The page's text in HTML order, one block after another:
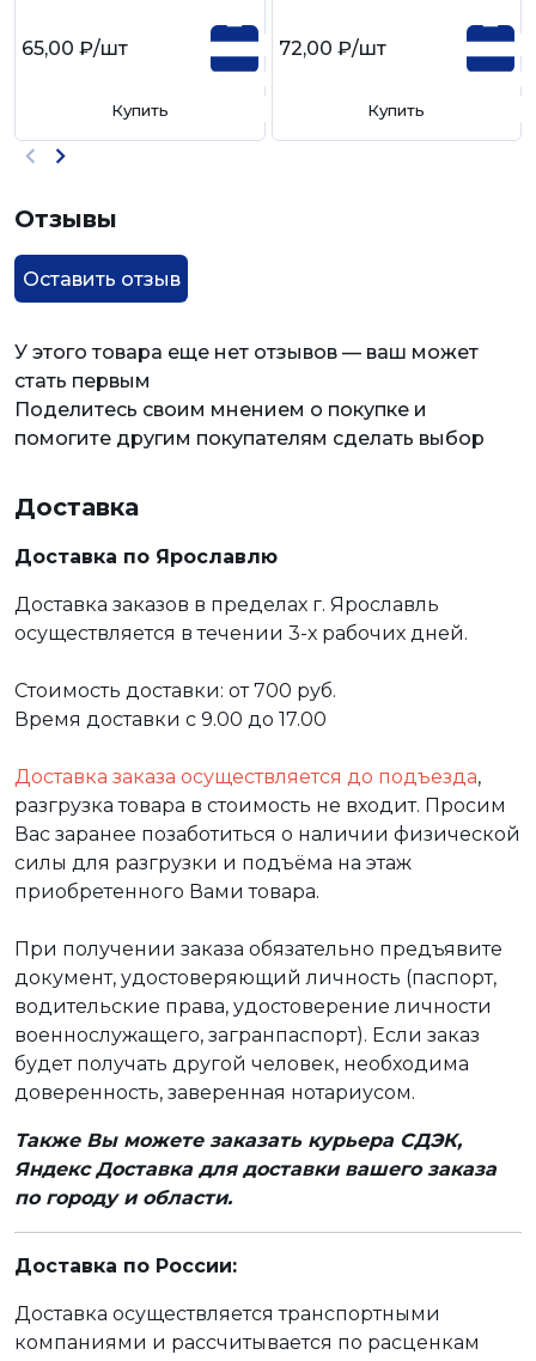
65,00 ₽/шт
Купить
72,00 ₽/шт
Купить
Отзывы
Оставить отзыв
У этого товара еще нет отзывов — ваш может
стать первым
Поделитесь своим мнением о покупке и
помогите другим покупателям сделать выбор
Доставка
Доставка по Ярославлю
Доставка заказов в пределах г. Ярославль
осуществляется в течении 3-х рабочих дней.
Стоимость доставки: от 700 руб.
Время доставки с 9.00 до 17.00
Доставка заказа осуществляется до подъезда,
разгрузка товара в стоимость не входит. Просим
Вас заранее позаботиться о наличии физической
силы для разгрузки и подъёма на этаж
приобретенного Вами товара.
При получении заказа обязательно предъявите
документ, удостоверяющий личность (паспорт,
водительские права, удостоверение личности
военнослужащего, загранпаспорт). Если заказ
будет получать другой человек, необходима
доверенность, заверенная нотариусом.
Также Вы можете заказать курьера СДЭК,
Яндекс Доставка для доставки вашего заказа
по городу и области.
Доставка по России:
Доставка осуществляется транспортными
компаниями и рассчитывается по расценкам